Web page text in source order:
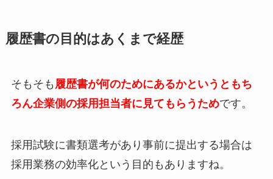
履歴書の目的はあくまで経歴
そもそも 履歴書が何のためにあるかというともち
ろん企業側の採用担当者に見てもらうためです。
採用試験に書類選考があり事前に提出する場合は
採用業務の効率化という目的もありますね。